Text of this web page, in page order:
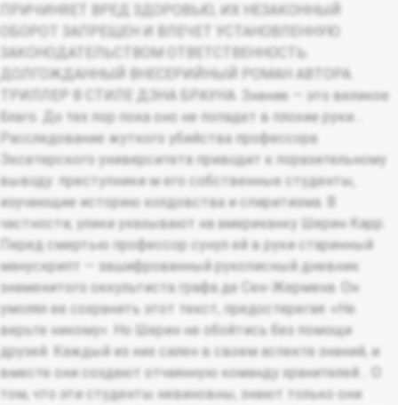
ПРИЧИНЯЕТ ВРЕД ЗДОРОВЬЮ, ИХ НЕЗАКОННЫЙ
ОБОРОТ ЗАПРЕЩЕН И ВЛЕЧЕТ УСТАНОВЛЕННУЮ
ЗАКОНОДАТЕЛЬСТВОМ ОТВЕТСТВЕННОСТЬ.
ДОЛГОЖДАННЫЙ ВНЕСЕРИЙНЫЙ РОМАН АВТОРА.
ТРИЛЛЕР В СТИЛЕ ДЭНА БРАУНА. Знание — это великое
благо. До тех пор пока оно не попадет в плохие руки…
Расследование жуткого убийства профессора
Эксетерского университета приводит к поразительному
выводу: преступники м его собственные студенты,
изучающие историю колдовства и спиритизма. В
частности, улики указывают на американку Шерин Карр.
Перед смертью профессор сунул ей в руки старинный
манускрипт — зашифрованный рукописный дневник
знаменитого оккультиста графа де Сен-Жермена. Он
умолял ее сохранить этот текст, предостерегая: «Не
верьте никому». Но Шерин не обойтись без помощи
друзей. Каждый из них силен в своем аспекте знаний, и
вместе они создают отчаянную команду хранителей… О
том, что эти студенты невиновны, знают только они